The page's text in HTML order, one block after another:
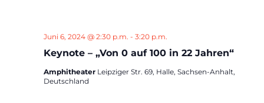
Keynote – „Von 0 auf 100 in 22 Jahren“
Juni 6, 2024 @ 2:30 p.m. - 3:20 p.m.
Amphitheater Leipziger Str. 69, Halle, Sachsen-Anhalt,
Deutschland